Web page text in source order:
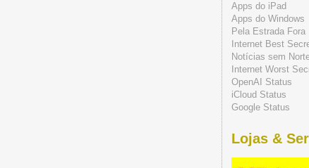
Apps do iPad
Apps do Windows
Pela Estrada Fora
Internet Best
Notícias sem
Internet Worst
OpenAI Status
iCloud Status
Google Status
Lojas &